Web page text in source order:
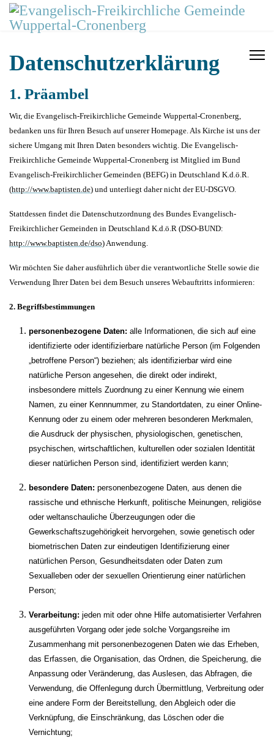
Datenschutzerklärung
1. Präambel
Wir, die Evangelisch-Freikirchliche Gemeinde Wuppertal-Cronenberg,
bedanken uns für Ihren Besuch auf unserer Homepage. Als Kirche ist uns der
sichere Umgang mit Ihren Daten besonders wichtig. Die Evangelisch-
Freikirchliche Gemeinde Wuppertal-Cronenberg ist Mitglied im Bund
Evangelisch-Freikirchlicher Gemeinden (BEFG) in Deutschland K.d.ö.R.
(http://www.baptisten.de) und unterliegt daher nicht der EU-DSGVO.
Stattdessen findet die Datenschutzordnung des Bundes Evangelisch-
Freikirchlicher Gemeinden in Deutschland K.d.ö.R (DSO-BUND:
http://www.baptisten.de/dso) Anwendung.
Wir möchten Sie daher ausführlich über die verantwortliche Stelle sowie die
Verwendung Ihrer Daten bei dem Besuch unseres Webauftritts informieren:
2. Begriffsbestimmungen
personenbezogene Daten: alle Informationen, die sich auf eine
identifizierte oder identifizierbare natürliche Person (im Folgenden
„betroffene Person“) beziehen; als identifizierbar wird eine
natürliche Person angesehen, die direkt oder indirekt,
insbesondere mittels Zuordnung zu einer Kennung wie einem
Namen, zu einer Kennnummer, zu Standortdaten, zu einer Online-
Kennung oder zu einem oder mehreren besonderen Merkmalen,
die Ausdruck der physischen, physiologischen, genetischen,
psychischen, wirtschaftlichen, kulturellen oder sozialen Identität
dieser natürlichen Person sind, identifiziert werden kann;
besondere Daten: personenbezogene Daten, aus denen die
rassische und ethnische Herkunft, politische Meinungen, religiöse
oder weltanschauliche Überzeugungen oder die
Gewerkschaftszugehörigkeit hervorgehen, sowie genetisch oder
biometrischen Daten zur eindeutigen Identifizierung einer
natürlichen Person, Gesundheitsdaten oder Daten zum
Sexualleben oder der sexuellen Orientierung einer natürlichen
Person;
Verarbeitung: jeden mit oder ohne Hilfe automatisierter Verfahren
ausgeführten Vorgang oder jede solche Vorgangsreihe im
Zusammenhang mit personenbezogenen Daten wie das Erheben,
das Erfassen, die Organisation, das Ordnen, die Speicherung, die
Anpassung oder Veränderung, das Auslesen, das Abfragen, die
Verwendung, die Offenlegung durch Übermittlung, Verbreitung oder
eine andere Form der Bereitstellung, den Abgleich oder die
Verknüpfung, die Einschränkung, das Löschen oder die
Vernichtung;